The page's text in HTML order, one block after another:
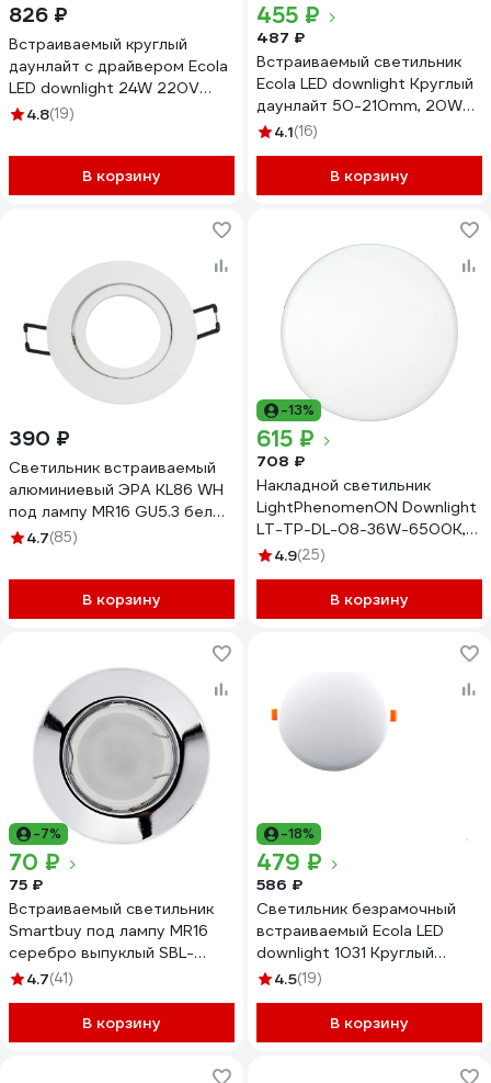
826 ₽
Встраиваемый круглый
даунлайт с драйвером Ecola
LED downlight 24W 220V
6500K 300x20 DRRD24ELC
4.8(19)
В корзину
455 ₽
487 ₽
Встраиваемый светильник
Ecola LED downlight Круглый
даунлайт 50-210mm, 20W
220V 6500K 230x20
4.1(16)
В корзину
390 ₽
Светильник встраиваемый
алюминиевый ЭРА KL86 WH
под лампу MR16 GU5.3 белый
Б0054350
4.7(85)
В корзину
-13%
615 ₽
708 ₽
Накладной светильник
LightPhenomenON Downlight
LT-TP-DL-08-36W-6500K,
круглый, Ф225, LED Е1603-
4.9(25)
В корзину
-7%
70 ₽
75 ₽
Встраиваемый светильник
Smartbuy под лампу MR16
серебро выпуклый SBL-
08SL-MR16
4.7(41)
В корзину
-18%
479 ₽
586 ₽
Светильник безрамочный
встраиваемый Ecola LED
downlight 1031 Круглый
даунлайт под любое
36W 220V 4200K 221x20
DARV36ELC
4.5(19)
В корзину